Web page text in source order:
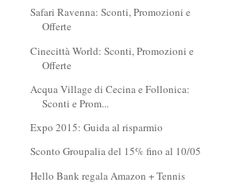
Safari Ravenna: Sconti, Promozioni e
Offerte
Cinecittà World: Sconti, Promozioni e
Offerte
Acqua Village di Cecina e Follonica:
Sconti e Prom...
Expo 2015: Guida al risparmio
Sconto Groupalia del 15% fino al 10/05
Hello Bank regala Amazon + Tennis